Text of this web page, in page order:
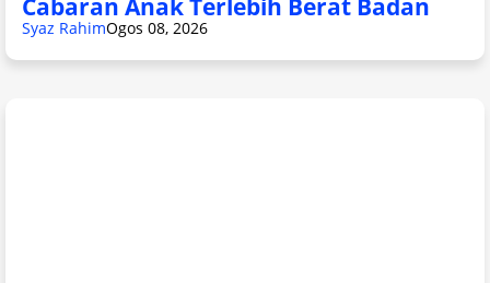
Cabaran Anak Terlebih Berat Badan
Syaz RahimOgos 08, 2026